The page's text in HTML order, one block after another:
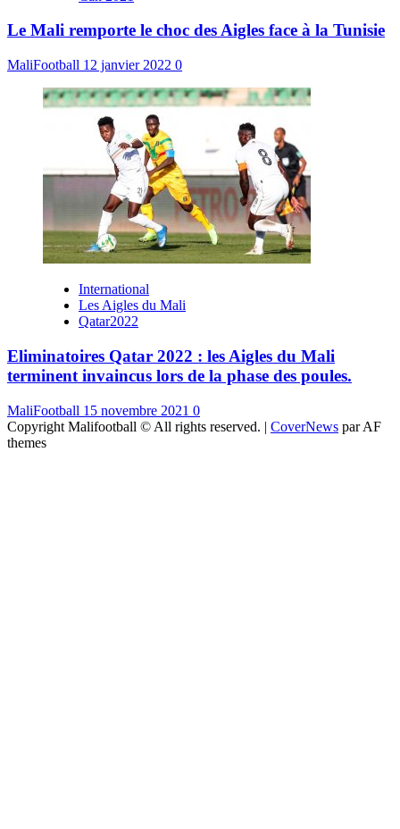
Le Mali remporte le choc des Aigles face à la Tunisie
MaliFootball 12 janvier 2022 0
International
Les Aigles du Mali
Qatar2022
Eliminatoires Qatar 2022 : les Aigles du Mali
terminent invaincus lors de la phase des poules.
MaliFootball 15 novembre 2021 0
Copyright Malifootball © All rights reserved. | CoverNews par AF
themes